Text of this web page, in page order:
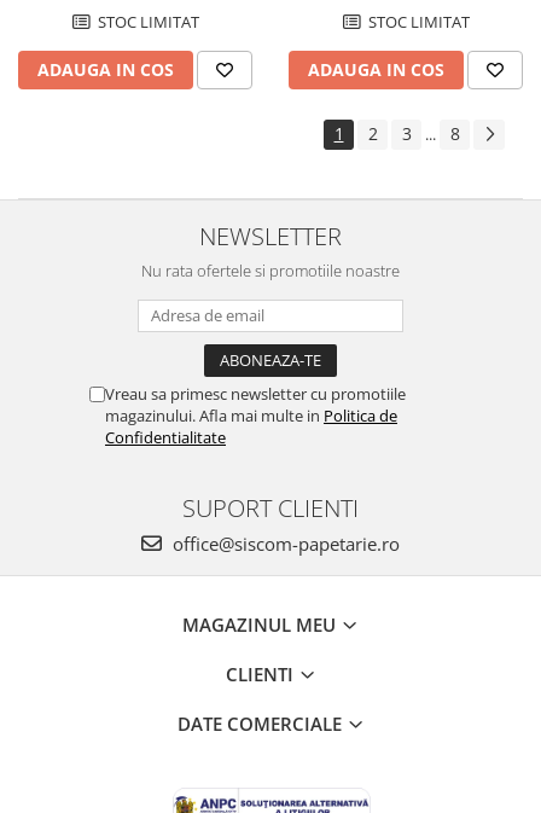
STOC LIMITAT
ADAUGA IN COS
STOC LIMITAT
ADAUGA IN COS
1 2 3 ... 8
NEWSLETTER
Nu rata ofertele si promotiile noastre
Vreau sa primesc newsletter cu promotiile
magazinului. Afla mai multe in Politica de
Confidentialitate
SUPORT CLIENTI
office@siscom-papetarie.ro
MAGAZINUL MEU
CLIENTI
DATE COMERCIALE